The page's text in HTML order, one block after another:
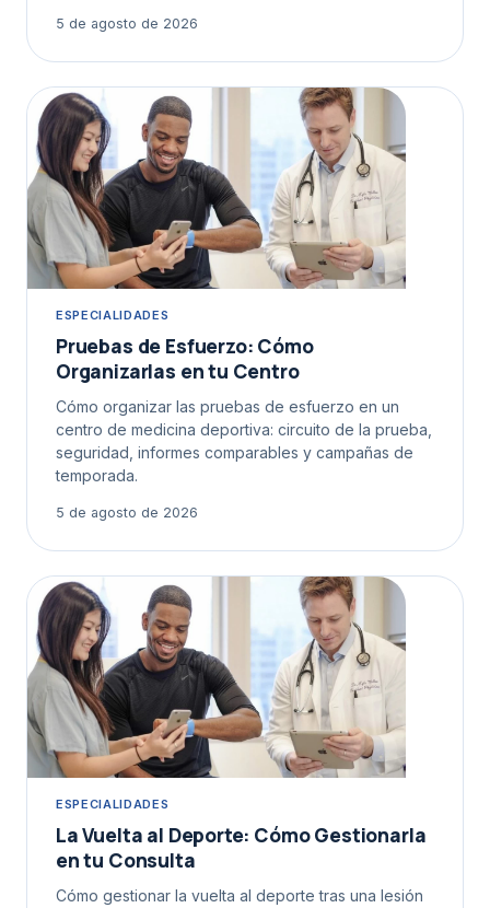
5 de agosto de 2026
ESPECIALIDADES
Pruebas de Esfuerzo: Cómo
Organizarlas en tu Centro
Cómo organizar las pruebas de esfuerzo en un
centro de medicina deportiva: circuito de la prueba,
seguridad, informes comparables y campañas de
temporada.
5 de agosto de 2026
ESPECIALIDADES
La Vuelta al Deporte: Cómo Gestionarla
en tu Consulta
Cómo gestionar la vuelta al deporte tras una lesión